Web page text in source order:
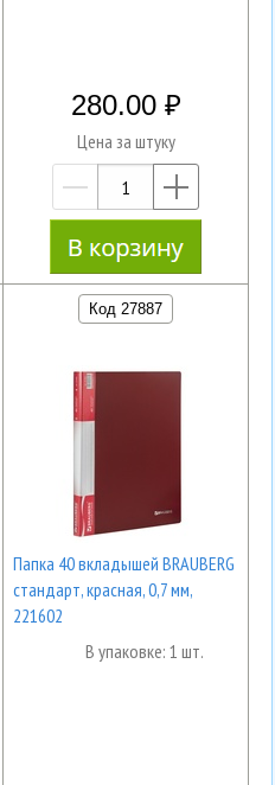
280.00
Цена за штуку
—
Код 27887
Папка 40 вкладышей BRAUBERG
стандарт, красная, 0,7 мм,
221602
В упаковке: 1 шт.